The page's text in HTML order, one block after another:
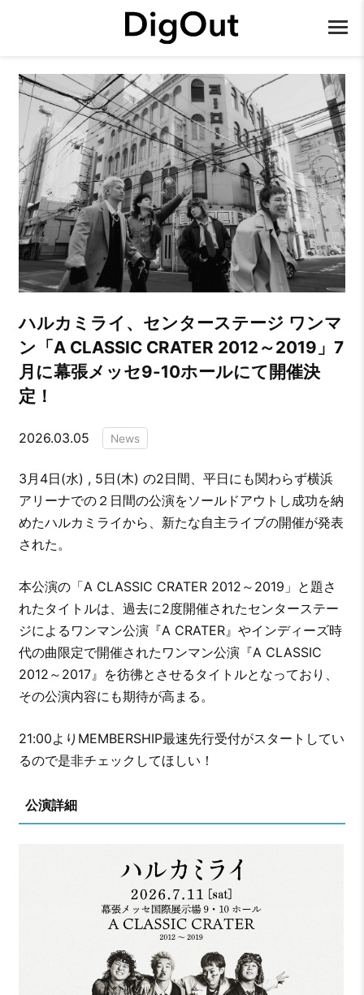
ハルカミライ、センターステージ ワンマ
ン「A CLASSIC CRATER 2012～2019」7
月に幕張メッセ9-10ホールにて開催決
定！
2026.03.05 News
3月4日(水) , 5日(木) の2日間、平日にも関わらず横浜
アリーナでの２日間の公演をソールドアウトし成功を納
めたハルカミライから、新たな自主ライブの開催が発表
された。
本公演の「A CLASSIC CRATER 2012～2019」と題さ
れたタイトルは、過去に2度開催されたセンターステー
ジによるワンマン公演『A CRATER』やインディーズ時
代の曲限定で開催されたワンマン公演『A CLASSIC
2012～2017』を彷彿とさせるタイトルとなっており、
その公演内容にも期待が高まる。
21:00よりMEMBERSHIP最速先行受付がスタートしてい
るので是非チェックしてほしい！
公演詳細